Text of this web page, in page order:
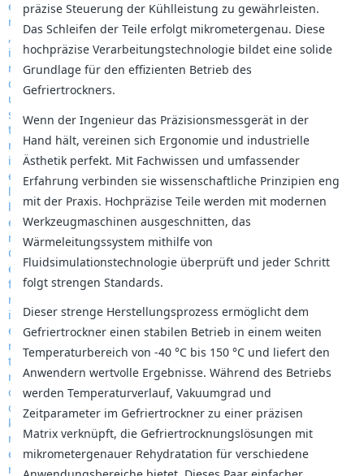
präzise Steuerung der Kühlleistung zu gewährleisten.
Das Schleifen der Teile erfolgt mikrometergenau. Diese
hochpräzise Verarbeitungstechnologie bildet eine solide
Grundlage für den effizienten Betrieb des
Gefriertrockners.
Wenn der Ingenieur das Präzisionsmessgerät in der
Hand hält, vereinen sich Ergonomie und industrielle
Ästhetik perfekt. Mit Fachwissen und umfassender
Erfahrung verbinden sie wissenschaftliche Prinzipien eng
mit der Praxis. Hochpräzise Teile werden mit modernen
Werkzeugmaschinen ausgeschnitten, das
Wärmeleitungssystem mithilfe von
Fluidsimulationstechnologie überprüft und jeder Schritt
folgt strengen Standards.
Dieser strenge Herstellungsprozess ermöglicht dem
Gefriertrockner einen stabilen Betrieb in einem weiten
Temperaturbereich von -40 °C bis 150 °C und liefert den
Anwendern wertvolle Ergebnisse. Während des Betriebs
werden Temperaturverlauf, Vakuumgrad und
Zeitparameter im Gefriertrockner zu einer präzisen
Matrix verknüpft, die Gefriertrocknungslösungen mit
mikrometergenauer Rehydratation für verschiedene